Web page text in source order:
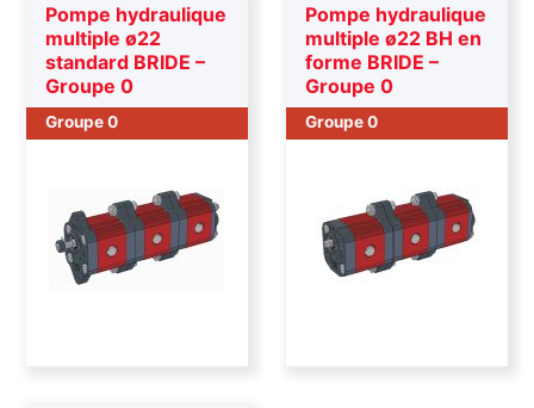
Pompe hydraulique
multiple ø22
standard BRIDE –
Groupe 0
Groupe 0
Pompe hydraulique
multiple ø22 BH en
forme BRIDE –
Groupe 0
Groupe 0